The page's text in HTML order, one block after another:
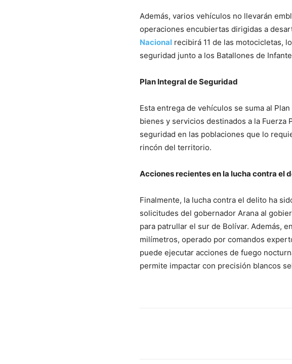
Además, varios vehículos no llevarán
operaciones encubiertas dirigidas a
Nacional recibirá 11 de las motocicletas,
seguridad junto a los Batallones de
Plan Integral de Seguridad
Esta entrega de vehículos se suma al
bienes y servicios destinados a la Fuerza
seguridad en las poblaciones que lo
rincón del territorio.
Acciones recientes en la lucha contra el
Finalmente, la lucha contra el delito ha
solicitudes del gobernador Arana al
para patrullar el sur de Bolívar. Además,
milímetros, operado por comandos
puede ejecutar acciones de fuego
permite impactar con precisión blancos